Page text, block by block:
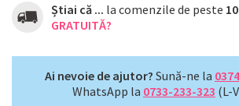
Știai că ... la comenzile de peste
GRATUITĂ?
Ai nevoie de ajutor? Sună-ne la
WhatsApp la 0733-233-323 (L-